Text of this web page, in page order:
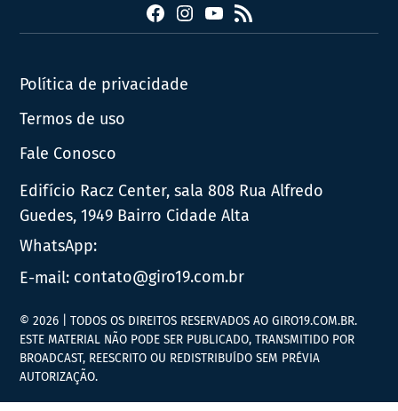
FacebookInstagram
YouTube
RSS
Política de privacidade
Termos de uso
Fale Conosco
Edifício Racz Center, sala 808 Rua Alfredo
Guedes, 1949 Bairro Cidade Alta
WhatsApp:
E-mail: contato@giro19.com.br
© 2026 | TODOS OS DIREITOS RESERVADOS AO GIRO19.COM.BR.
ESTE MATERIAL NÃO PODE SER PUBLICADO, TRANSMITIDO POR
BROADCAST, REESCRITO OU REDISTRIBUÍDO SEM PRÉVIA
AUTORIZAÇÃO.